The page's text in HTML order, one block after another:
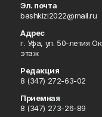
Эл. почта
bashkizi2022@mail.ru
Адрес
г. Уфа, ул. 50-летия
этаж
Редакция
8 (347) 272-63-02
Приемная
8 (347) 273-26-89